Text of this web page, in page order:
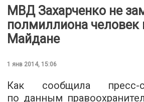
МВД Захарченко не
полмиллиона человек
Майдане
1 янв 2014, 15:06
Как сообщила
по данным